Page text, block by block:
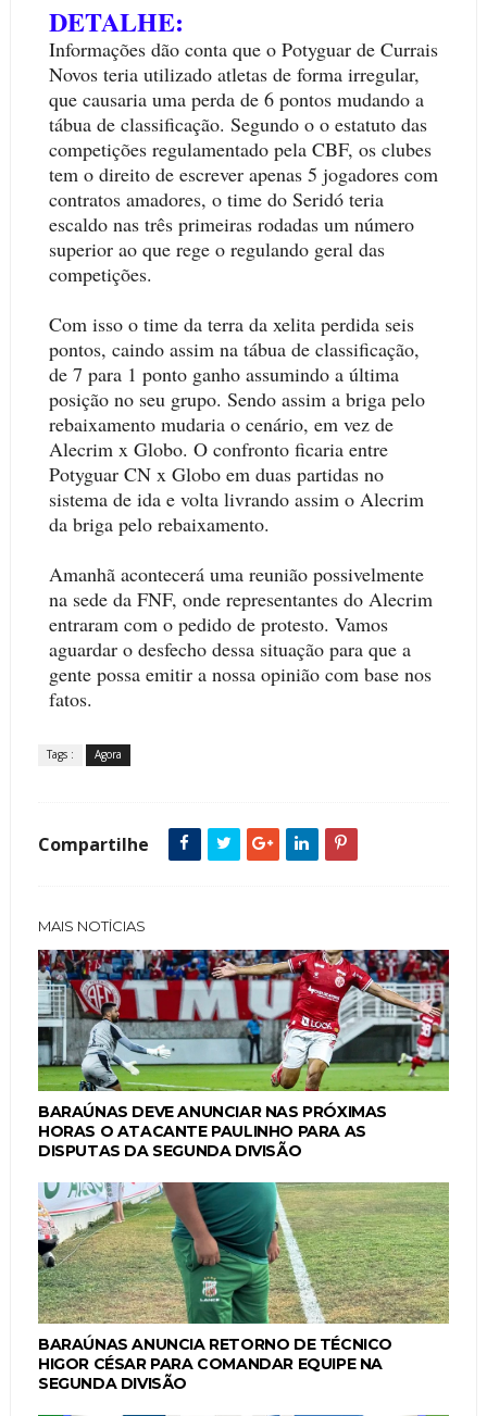
DETALHE:
Informações dão conta que o Potyguar de Currais
Novos teria utilizado atletas de forma irregular,
que causaria uma perda de 6 pontos mudando a
tábua de classificação. Segundo o o estatuto das
competições regulamentado pela CBF, os clubes
tem o direito de escrever apenas 5 jogadores com
contratos amadores, o time do Seridó teria
escaldo nas três primeiras rodadas um número
superior ao que rege o regulando geral das
competições.
Com isso o time da terra da xelita perdida seis
pontos, caindo assim na tábua de classificação,
de 7 para 1 ponto ganho assumindo a última
posição no seu grupo. Sendo assim a briga pelo
rebaixamento mudaria o cenário, em vez de
Alecrim x Globo. O confronto ficaria entre
Potyguar CN x Globo em duas partidas no
sistema de ida e volta livrando assim o Alecrim
da briga pelo rebaixamento.
Amanhã acontecerá uma reunião possivelmente
na sede da FNF, onde representantes do Alecrim
entraram com o pedido de protesto. Vamos
aguardar o desfecho dessa situação para que a
gente possa emitir a nossa opinião com base nos
fatos.
Tags : Agora
Compartilhe
MAIS NOTÍCIAS
BARAÚNAS DEVE ANUNCIAR NAS PRÓXIMAS
HORAS O ATACANTE PAULINHO PARA AS
DISPUTAS DA SEGUNDA DIVISÃO
BARAÚNAS ANUNCIA RETORNO DE TÉCNICO
HIGOR CÉSAR PARA COMANDAR EQUIPE NA
SEGUNDA DIVISÃO